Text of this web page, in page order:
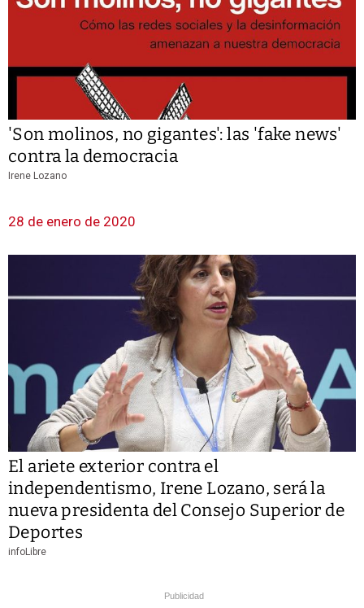
'Son molinos, no gigantes': las 'fake news'
contra la democracia
Irene Lozano
28 de enero de 2020
El ariete exterior contra el
independentismo, Irene Lozano, será la
nueva presidenta del Consejo Superior de
Deportes
infoLibre
Publicidad